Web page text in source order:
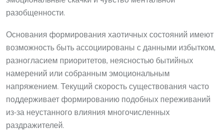
разобщенности.
Основания формирования хаотичных состояний имеют
возможность быть ассоциированы с данными избытком,
разногласием приоритетов, неясностью бытийных
намерений или собранным эмоциональным
напряжением. Текущий скорость существования часто
поддерживает формированию подобных переживаний
из-за неустанного влияния многочисленных
раздражителей.